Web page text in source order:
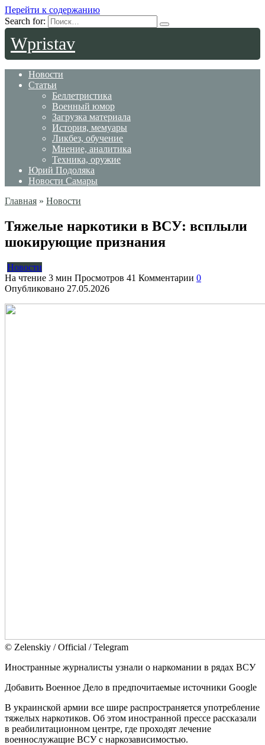
Перейти к содержанию
Search for:
Wpristav
Новости
Статьи
Беллетристика
Военный юмор
Загрузка материала
История, мемуары
Ликбез, обучение
Мнение, аналитика
Техника, оружие
Юрий Подоляка
Новости Самары
Главная » Новости
Тяжелые наркотики в ВСУ: всплыли
шокирующие признания
Новости
На чтение 3 мин Просмотров 41 Комментарии 0
Опубликовано 27.05.2026
© Zеlеnskiу / Оfficiаl / Telegram
Иностранные журналисты узнали о наркомании в рядах ВСУ
Добавить Военное Дело в предпочитаемые источники Google
В украинской армии все шире распространяется употребление
тяжелых наркотиков. Об этом иностранной прессе рассказали
в реабилитационном центре, где проходят лечение
военнослужащие ВСУ с наркозависимостью.